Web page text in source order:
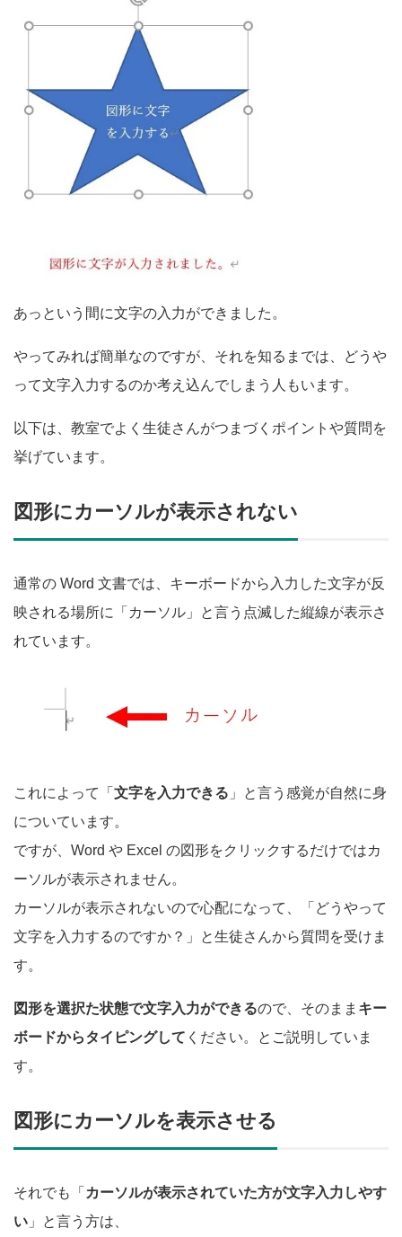
あっという間に文字の入力ができました。
やってみれば簡単なのですが、それを知るまでは、どうや
って文字入力するのか考え込んでしまう人もいます。
以下は、教室でよく生徒さんがつまづくポイントや質問を
挙げています。
図形にカーソルが表示されない
通常の Word 文書では、キーボードから入力した文字が反
映される場所に「カーソル」と言う点滅した縦線が表示さ
れています。
これによって「 文字を入力できる 」と言う感覚が自然に身
についています。
ですが、Word や Excel の図形をクリックするだけではカ
ーソルが表示されません。
カーソルが表示されないので心配になって、「どうやって
文字を入力するのですか？」と生徒さんから質問を受けま
す。
図形を選択た状態で文字入力ができるので、そのまま キー
ボードからタイピングして ください。とご説明していま
す。
図形にカーソルを表示させる
それでも「 カーソルが表示されていた方が文字入力しやす
い 」と言う方は、